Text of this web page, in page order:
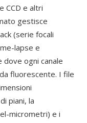
CCD e altri
gestisce
(serie focali
lapse e
dove ogni canale
fluorescente. I file
piani, la
micrometri) e i